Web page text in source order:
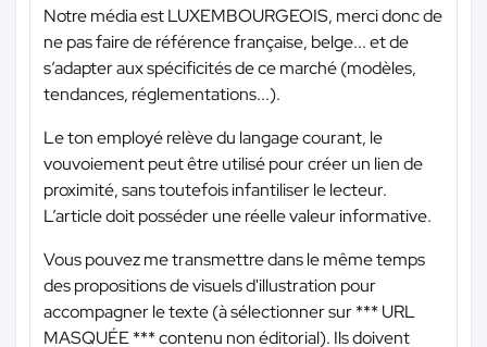
Notre média est LUXEMBOURGEOIS, merci donc de
ne pas faire de référence française, belge... et de
s’adapter aux spécificités de ce marché (modèles,
tendances, réglementations...).
Le ton employé relève du langage courant, le
vouvoiement peut être utilisé pour créer un lien de
proximité, sans toutefois infantiliser le lecteur.
L’article doit posséder une réelle valeur informative.
Vous pouvez me transmettre dans le même temps
des propositions de visuels d'illustration pour
accompagner le texte (à sélectionner sur*** URL
MASQUÉE ***contenu non éditorial). Ils doivent